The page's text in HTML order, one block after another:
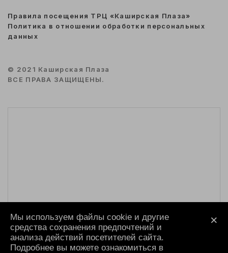
Правила посещения ТРЦ «Каширская Плаза»
Политика в отношении обработки персональных
данных
© 2021 Каширская Плаза
ВСЕ ПРАВА ЗАЩИЩЕНЫ.